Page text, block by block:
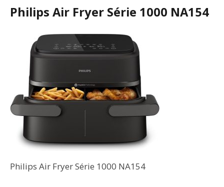
Philips Air Fryer Série 1000 NA154
Philips Air Fryer Série 1000 NA154